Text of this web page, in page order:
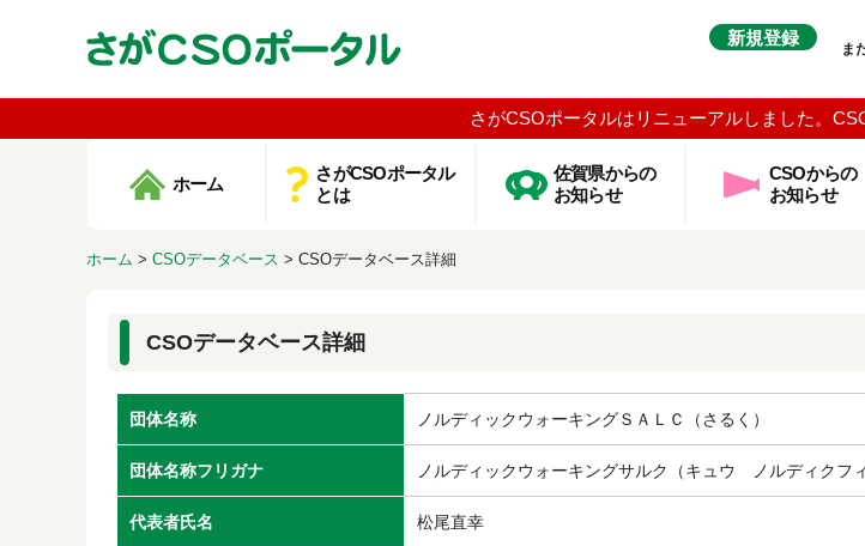
新規登録
ま
さがCSOポータルはリニューアルしました。
ホーム
さがCSOポータル
とは
佐賀県からの
お知らせ
CSOからの
お知らせ
ホーム > CSOデータベース > CSOデータベース詳細
CSOデータベース詳細
団体名称 ノルディックウォーキングＳＡＬＣ（さるく）
団体名称フリガナ ノルディックウォーキングサルク（キュウ ノルディクフ
代表者氏名 松尾直幸